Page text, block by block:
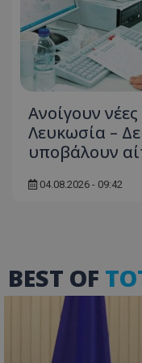
Ανοίγουν
Λευκωσία –
υποβάλουν
04.08.2026 - 09:42
BEST OF